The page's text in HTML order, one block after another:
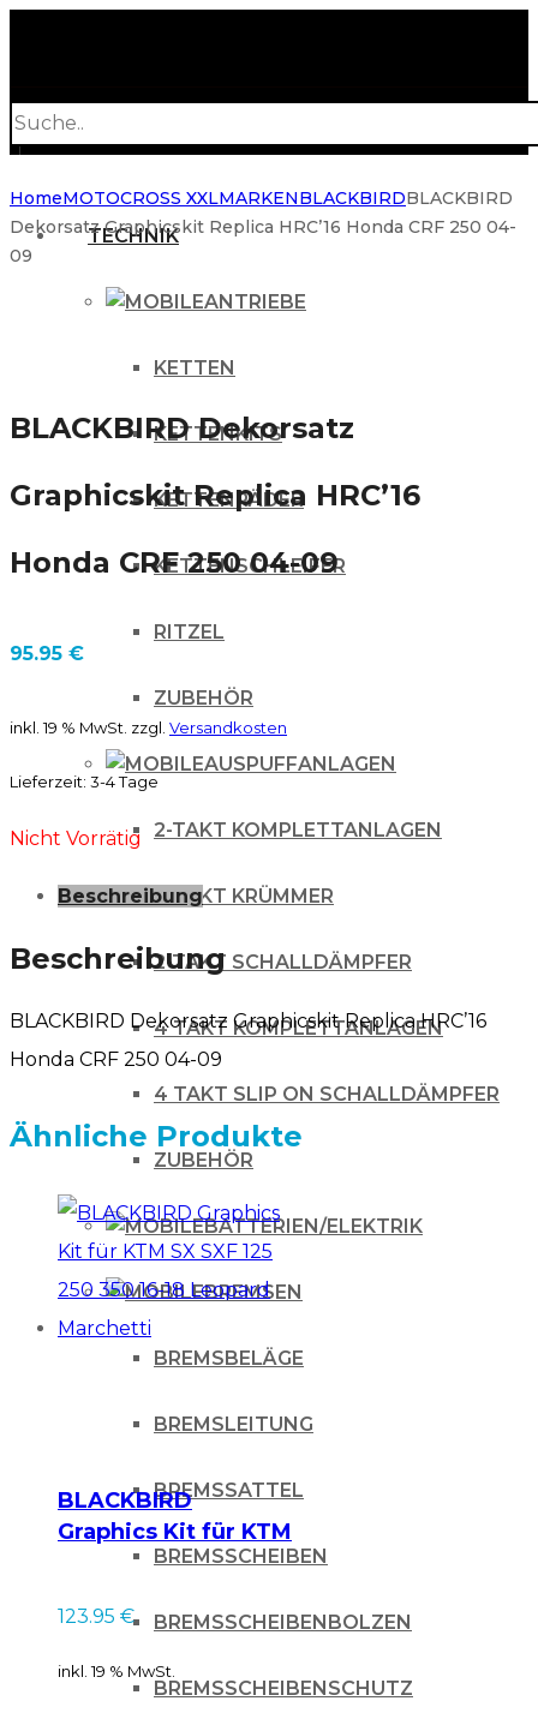
search
TECHNIK
ANTRIEBE
KETTEN
KETTENKITS
KETTENRÄDER
KETTENSCHLEIFER
RITZEL
ZUBEHÖR
AUSPUFFANLAGEN
2-TAKT KOMPLETTANLAGEN
2-TAKT KRÜMMER
2-TAKT SCHALLDÄMPFER
4 TAKT KOMPLETTANLAGEN
4 TAKT SLIP ON SCHALLDÄMPFER
ZUBEHÖR
BATTERIEN/ELEKTRIK
BREMSEN
BREMSBELÄGE
BREMSLEITUNG
BREMSSATTEL
BREMSSCHEIBEN
BREMSSCHEIBENBOLZEN
BREMSSCHEIBENSCHUTZ
HomeMOTOCROSS XXLMARKENBLACKBIRDBLACKBIRD
Dekorsatz Graphicskit Replica HRC’16 Honda CRF 250 04-
09
BLACKBIRD Dekorsatz
Graphicskit Replica HRC’16
Honda CRF 250 04-09
95.95 €
inkl. 19 % MwSt. zzgl. Versandkosten
Lieferzeit: 3-4 Tage
Nicht Vorrätig
Beschreibung
Beschreibung
BLACKBIRD Dekorsatz Graphicskit Replica HRC’16
Honda CRF 250 04-09
Ähnliche Produkte
BLACKBIRD
Graphics Kit für KTM
SX SXF 125 250 350
Marchetti
123.95 €
inkl. 19 % MwSt.